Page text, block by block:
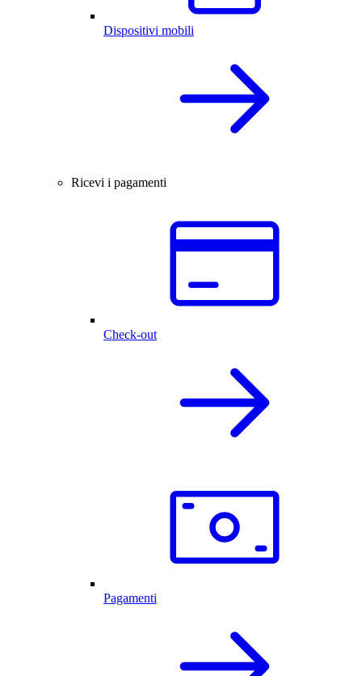
Dispositivi mobili
Ricevi i pagamenti
Check-out
Pagamenti